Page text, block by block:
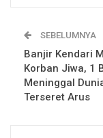
SEBELUMNYA
Banjir Kendari
Korban Jiwa, 1
Meninggal
Terseret Arus